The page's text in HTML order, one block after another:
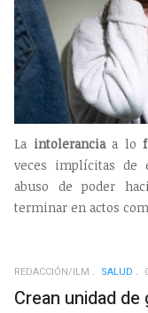
La intoleranciaa lo
veces implícitas de
abuso de poder
terminar en actos
REDACCIÓN/ILM SALUD
Crean unidad